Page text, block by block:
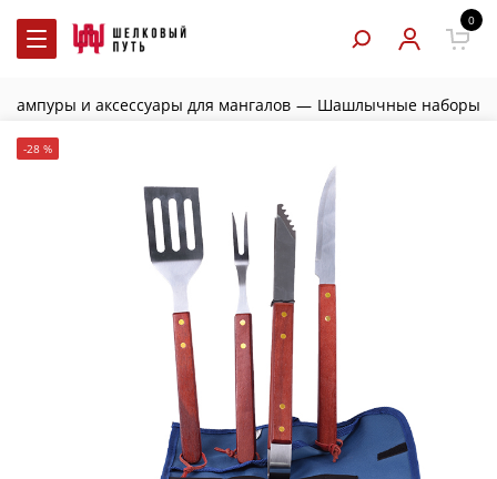
0
Шампуры и аксессуары для мангалов — Шашлычные наборы
-28 %